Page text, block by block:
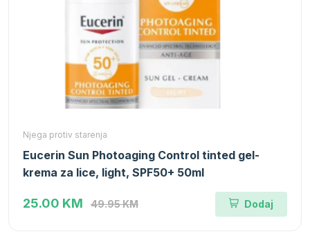
Njega protiv starenja
Eucerin Sun Photoaging Control tinted gel-
krema za lice, light, SPF50+ 50ml
25.00 KM 49.95 KM Dodaj